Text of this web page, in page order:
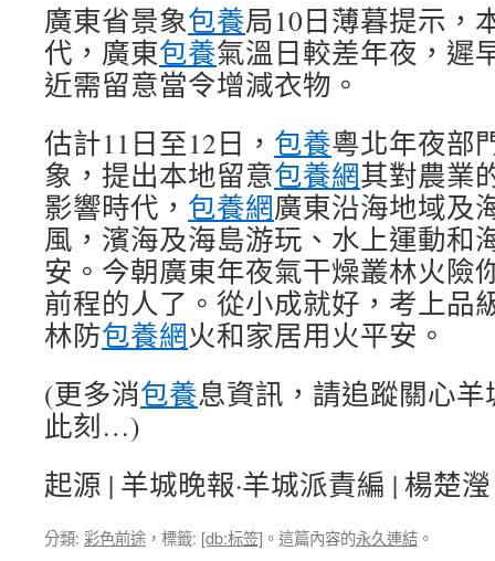
廣東省景象包養局10日薄暮提示，
代，廣東包養氣溫日較差年夜，遲
近需留意當令增減衣物。
估計11日至12日， 包養粵北年夜部
象，提出本地留意包養網其對農業
影響時代， 包養網廣東沿海地域及
風，濱海及海島游玩、水上運動和
安。今朝廣東年夜氣干燥叢林火險
前程的人了。從小成就好，考上品
林防包養網火和家居用火平安。
(更多消包養息資訊，請追蹤關心羊
此刻…)
起源 | 羊城晚報·羊城派責編 | 楊楚瀅
分類: 彩色前途 ，標籤: [db:标签] 。這篇內容的永久連結 。